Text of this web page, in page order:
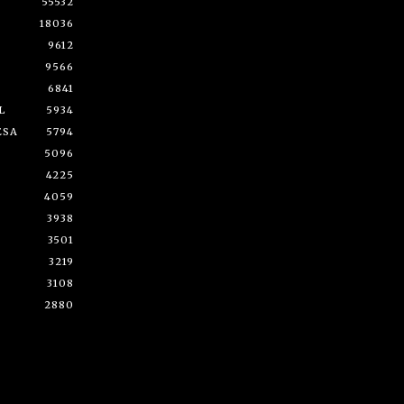
18036
9612
9566
6841
5934
5794
5096
4225
4059
3938
3501
3219
3108
2880